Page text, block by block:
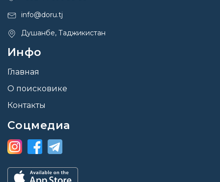
info@doru.tj
Душанбе, Таджикистан
Инфо
Главная
О поисковике
Контакты
Соцмедиа